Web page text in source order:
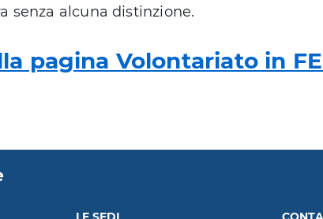
senza alcuna distinzione.
pagina Volontariato in